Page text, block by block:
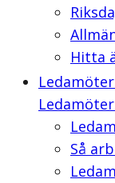
Hitta
Så